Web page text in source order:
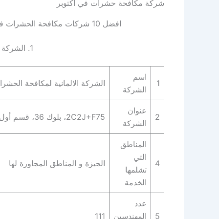
شركة مكافحة حشرات في اكتوبر
افضل 10 شركات مكافحة الحشرات في اكتوبر | افضل شركة مكافحة حشرات في اكتوبر
1. الشركة الالمانية لاباده الحشرات
1
اسم
الشركة
الشركة الالمانية لمكافحة
2
عنوان
الشركة
2C2J+F75، بلوك 36، قسم أول القاهرة الجديدة، محافظة القاهرة‬ 4722521
4
المناطق
التي
تشلمها
الخدمة
الجيزة و المناطق المجاورة لها
5
عدد
المهندسين
111